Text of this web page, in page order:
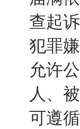
查起
犯罪
允许
人、
可遵